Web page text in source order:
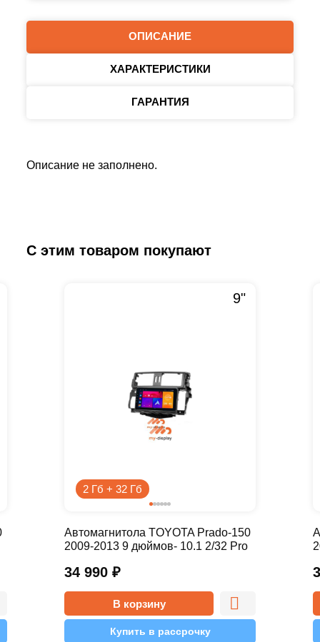
ОПИСАНИЕ
ХАРАКТЕРИСТИКИ
ГАРАНТИЯ
Описание не заполнено.
С этим товаром покупают
2 Гб + 32 Гб
9"
34 990 ₽
Автомагнитола TOYOTA Prado-150
2009-2013 9 дюймов- 10.1 2/32 Pro
В корзину
Купить в рассрочку